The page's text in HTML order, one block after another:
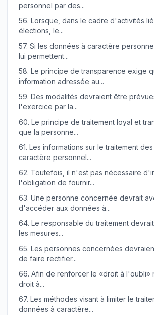
personnel par des...
56. Lorsque, dans le cadre d'activités
élections, le...
57. Si les données à caractère
lui permettent...
58. Le principe de transparence exige
information adressée au...
59. Des modalités devraient être
l'exercice par la...
60. Le principe de traitement loyal et
que la personne...
61. Les informations sur le traitement
caractère personnel...
62. Toutefois, il n'est pas nécessaire
l'obligation de fournir...
63. Une personne concernée devrait
d'accéder aux données à...
64. Le responsable du traitement
les mesures...
65. Les personnes concernées
de faire rectifier...
66. Afin de renforcer le «droit à l'oubli»
droit à...
67. Les méthodes visant à limiter le
données à caractère...